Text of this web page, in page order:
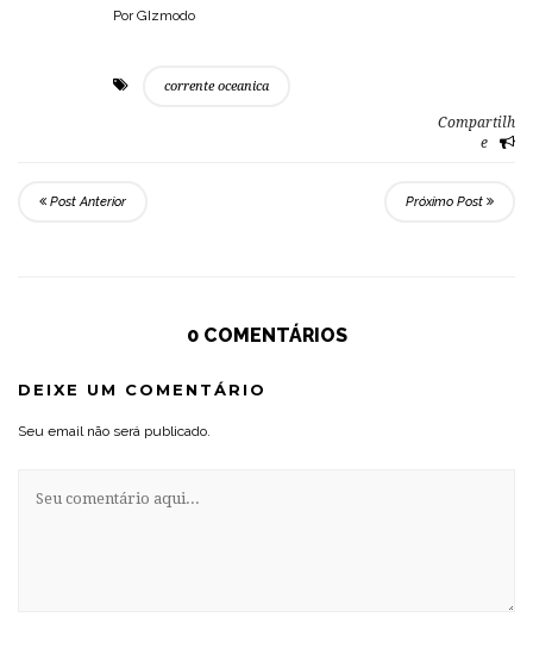
Por GIzmodo
corrente oceanica
Compartilh
e
Post Anterior Próximo Post
0 COMENTÁRIOS
DEIXE UM COMENTÁRIO
Seu email não será publicado.